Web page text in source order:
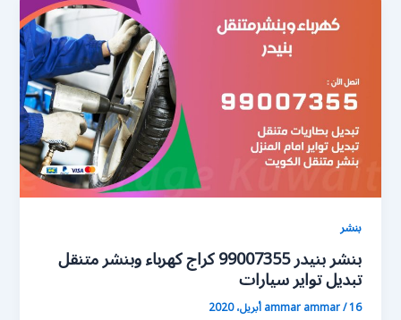
بنشر
بنشر بنيدر 99007355 كراج كهرباء وبنشر متنقل
تبديل تواير سيارات
ammar ammar/16 أبريل، 2020